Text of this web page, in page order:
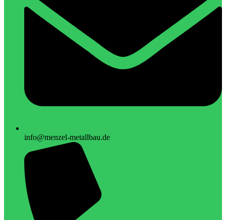
info@menzel-metallbau.de